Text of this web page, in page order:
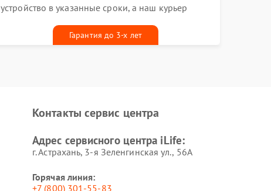
устройство в указанные сроки, а наш курьер
талоном бесплатноГарантия до 3-х лет
Контакты сервис центра
Адрес сервисного центра iLife:
г. Астрахань, 3-я Зеленгинская ул., 56А
Горячая линия:
+7 (800) 301-55-83